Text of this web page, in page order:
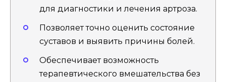
для диагностики и лечения артроза.
Позволяет точно оценить состояние
суставов и выявить причины болей.
Обеспечивает возможность
терапевтического вмешательства без